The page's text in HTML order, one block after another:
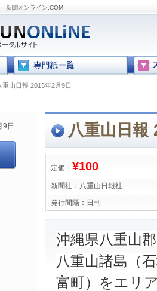
- 新聞オンライン.COM
重山日報 2015年2月9日
八重山日報
定価： ¥100
新聞社： 八重山日報社
発行間隔： 日刊
沖縄県八重山
八重山諸島（
富町）をエリ